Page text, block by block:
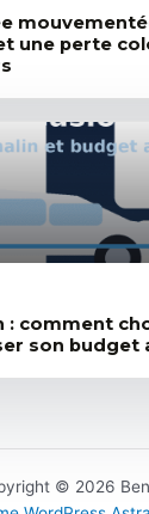
une perte
: comment
son budget
© 2026 Ben